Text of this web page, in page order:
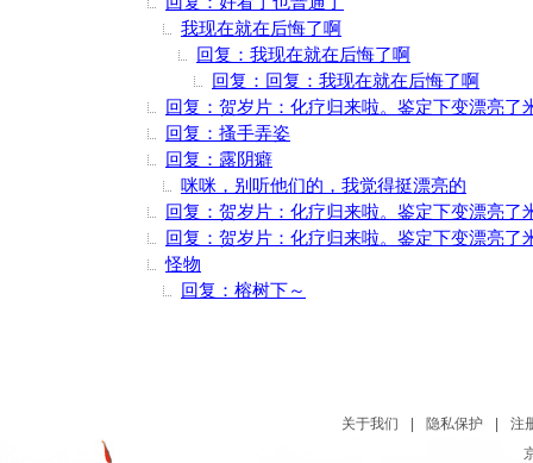
我现在就在后悔了啊
回复：我现在就在后悔了啊
回复：回复：我现在就在后悔了啊
回复：贺岁片：化疗归来啦。鉴定下变漂亮了
回复：搔手弄姿
回复：露阴癖
咪咪，别听他们的，我觉得挺漂亮的
回复：贺岁片：化疗归来啦。鉴定下变漂亮了
回复：贺岁片：化疗归来啦。鉴定下变漂亮了
怪物
回复：榕树下～
关于我们 隐私保护
注